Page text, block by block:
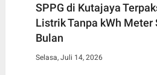
SPPG di Kutajaya
Listrik Tanpa kWh Meter
Bulan
Selasa, Juli 14, 2026